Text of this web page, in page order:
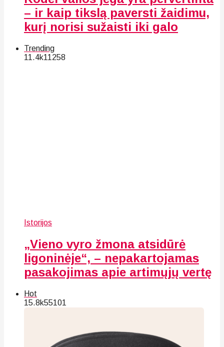
– ir kaip tikslą paversti žaidimu,
kurį norisi sužaisti iki galo
Trending
11.4k11258
Istorijos
„Vieno vyro žmona atsidūrė
ligoninėje“, – nepakartojamas
pasakojimas apie artimųjų vertę
Hot
15.8k55101